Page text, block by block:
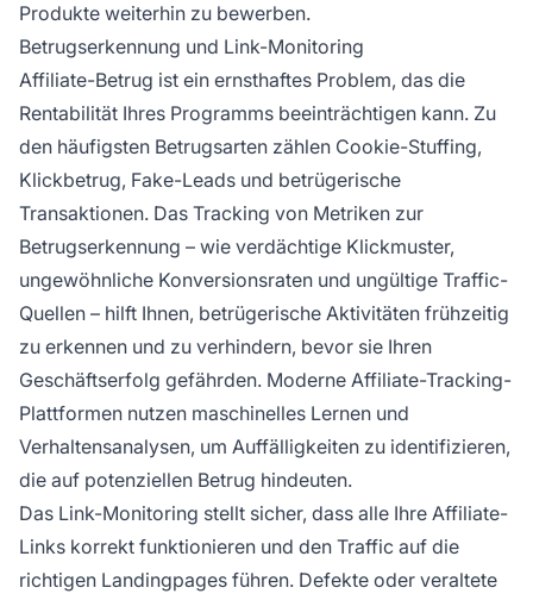
Produkte weiterhin zu bewerben.
Betrugserkennung und Link-Monitoring
Affiliate-Betrug ist ein ernsthaftes Problem, das die
Rentabilität Ihres Programms beeinträchtigen kann. Zu
den häufigsten Betrugsarten zählen Cookie-Stuffing,
Klickbetrug, Fake-Leads und betrügerische
Transaktionen. Das Tracking von Metriken zur
Betrugserkennung – wie verdächtige Klickmuster,
ungewöhnliche Konversionsraten und ungültige Traffic-
Quellen – hilft Ihnen, betrügerische Aktivitäten frühzeitig
zu erkennen und zu verhindern, bevor sie Ihren
Geschäftserfolg gefährden. Moderne Affiliate-Tracking-
Plattformen nutzen maschinelles Lernen und
Verhaltensanalysen, um Auffälligkeiten zu identifizieren,
die auf potenziellen Betrug hindeuten.
Das Link-Monitoring stellt sicher, dass alle Ihre Affiliate-
Links korrekt funktionieren und den Traffic auf die
richtigen Landingpages führen. Defekte oder veraltete